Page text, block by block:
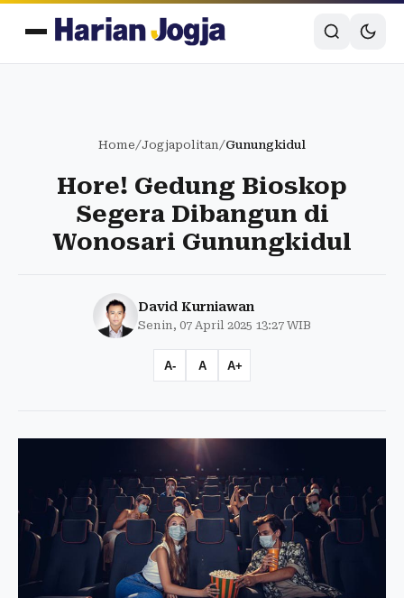
Home/Jogjapolitan/Gunungkidul
Hore! Gedung Bioskop
Segera Dibangun di
Wonosari Gunungkidul
David Kurniawan
Senin, 07 April 2025 13:27 WIB
A- A A+